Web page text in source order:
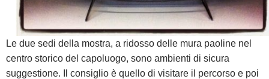
Le due sedi della mostra, a ridosso delle mura paoline nel
centro storico del capoluogo, sono ambienti di sicura
suggestione. Il consiglio è quello di visitare il percorso e poi